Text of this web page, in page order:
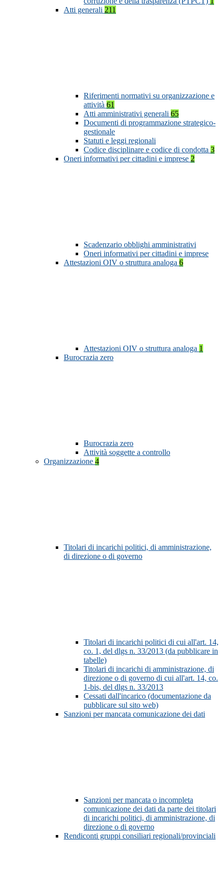
Atti generali 211
Riferimenti normativi su organizzazione e
attività 61
Atti amministrativi generali 65
Documenti di programmazione strategico-
gestionale
Statuti e leggi regionali
Codice disciplinare e codice di condotta 3
Oneri informativi per cittadini e imprese 2
Scadenzario obblighi amministrativi
Oneri informativi per cittadini e imprese
Attestazioni OIV o struttura analoga 6
Attestazioni OIV o struttura analoga 1
Burocrazia zero
Burocrazia zero
Attività soggette a controllo
Organizzazione 4
Titolari di incarichi politici, di amministrazione,
di direzione o di governo
Titolari di incarichi politici di cui all'art. 14,
co. 1, del dlgs n. 33/2013 (da pubblicare in
tabelle)
Titolari di incarichi di amministrazione, di
direzione o di governo di cui all'art. 14, co.
1-bis, del dlgs n. 33/2013
Cessati dall'incarico (documentazione da
pubblicare sul sito web)
Sanzioni per mancata comunicazione dei dati
Sanzioni per mancata o incompleta
comunicazione dei dati da parte dei titolari
di incarichi politici, di amministrazione, di
direzione o di governo
Rendiconti gruppi consiliari regionali/provinciali